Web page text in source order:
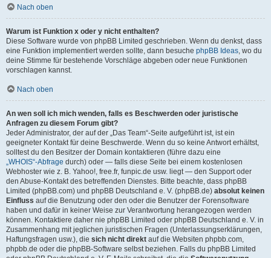
Nach oben
Warum ist Funktion x oder y nicht enthalten?
Diese Software wurde von phpBB Limited geschrieben. Wenn du denkst, dass
eine Funktion implementiert werden sollte, dann besuche phpBB Ideas, wo du
deine Stimme für bestehende Vorschläge abgeben oder neue Funktionen
vorschlagen kannst.
Nach oben
An wen soll ich mich wenden, falls es Beschwerden oder juristische
Anfragen zu diesem Forum gibt?
Jeder Administrator, der auf der „Das Team“-Seite aufgeführt ist, ist ein
geeigneter Kontakt für deine Beschwerde. Wenn du so keine Antwort erhältst,
solltest du den Besitzer der Domain kontaktieren (führe dazu eine
„WHOIS“-Abfrage durch) oder — falls diese Seite bei einem kostenlosen
Webhoster wie z. B. Yahoo!, free.fr, funpic.de usw. liegt — den Support oder
den Abuse-Kontakt des betreffenden Dienstes. Bitte beachte, dass phpBB
Limited (phpBB.com) und phpBB Deutschland e. V. (phpBB.de) absolut keinen
Einfluss auf die Benutzung oder den oder die Benutzer der Forensoftware
haben und dafür in keiner Weise zur Verantwortung herangezogen werden
können. Kontaktiere daher nie phpBB Limited oder phpBB Deutschland e. V. in
Zusammenhang mit jeglichen juristischen Fragen (Unterlassungserklärungen,
Haftungsfragen usw.), die sich nicht direkt auf die Websiten phpbb.com,
phpbb.de oder die phpBB-Software selbst beziehen. Falls du phpBB Limited